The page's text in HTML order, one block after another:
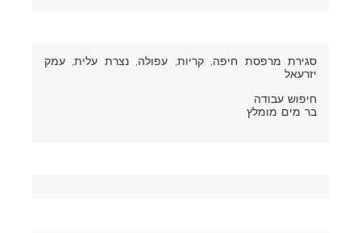
סגירת מרפסת חיפה, קריות, עפולה, נצרת עלית, עמק
יזרעאל
חיפוש עבודה
בר מים מומלץ